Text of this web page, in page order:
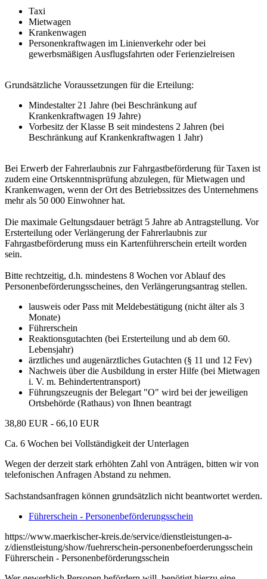
Taxi
Mietwagen
Krankenwagen
Personenkraftwagen im Linienverkehr oder bei
gewerbsmäßigen Ausflugsfahrten oder Ferienzielreisen
Grundsätzliche Voraussetzungen für die Erteilung:
Mindestalter 21 Jahre (bei Beschränkung auf
Krankenkraftwagen 19 Jahre)
Vorbesitz der Klasse B seit mindestens 2 Jahren (bei
Beschränkung auf Krankenkraftwagen 1 Jahr)
Bei Erwerb der Fahrerlaubnis zur Fahrgastbeförderung für Taxen ist
zudem eine Ortskenntnisprüfung abzulegen, für Mietwagen und
Krankenwagen, wenn der Ort des Betriebssitzes des Unternehmens
mehr als 50 000 Einwohner hat.
Die maximale Geltungsdauer beträgt 5 Jahre ab Antragstellung. Vor
Ersterteilung oder Verlängerung der Fahrerlaubnis zur
Fahrgastbeförderung muss ein Kartenführerschein erteilt worden
sein.
Bitte rechtzeitig, d.h. mindestens 8 Wochen vor Ablauf des
Personenbeförderungsscheines, den Verlängerungsantrag stellen.
lausweis oder Pass mit Meldebestätigung (nicht älter als 3
Monate)
Führerschein
Reaktionsgutachten (bei Ersterteilung und ab dem 60.
Lebensjahr)
ärztliches und augenärztliches Gutachten (§ 11 und 12 Fev)
Nachweis über die Ausbildung in erster Hilfe (bei Mietwagen
i. V. m. Behindertentransport)
Führungszeugnis der Belegart "O" wird bei der jeweiligen
Ortsbehörde (Rathaus) von Ihnen beantragt
38,80 EUR - 66,10 EUR
Ca. 6 Wochen bei Vollständigkeit der Unterlagen
Wegen der derzeit stark erhöhten Zahl von Anträgen, bitten wir von
telefonischen Anfragen Abstand zu nehmen.
Sachstandsanfragen können grundsätzlich nicht beantwortet werden.
Führerschein - Personenbeförderungsschein
https://www.maerkischer-kreis.de/service/dienstleistungen-a-
z/dienstleistung/show/fuehrerschein-personenbefoerderungsschein
Führerschein - Personenbeförderungsschein